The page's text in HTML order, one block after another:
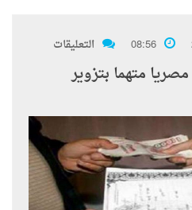
08:56 التعليقات
متهما بتزوير